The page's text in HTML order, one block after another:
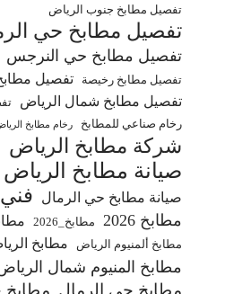
تفصيل مطابخ جنوب الرياض
تفصيل مطابخ حي
تفصيل مطابخ حي النرجس
تفصيل مطابخ رخيصة
تفصيل
تفصيل مطابخ شمال الرياض
رخام صناعي للمطابخ
رخام مطابخ
شركة مطابخ الرياض
صيانة مطابخ الرياض
صيانة مطابخ حي الرمال
مطابخ 2026 مطابخ_2026
مطابخ ألمنيوم الرياض مطابخ
مطابخ المنيوم شمال
مطابخ حي الرمال